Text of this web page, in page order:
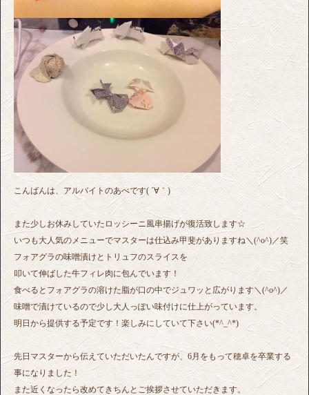
こんばんは、アルバイトのあべです( ´∀｀)
また少しお休みしていたロッシーニ風串揚げが復活致します☆
いつも大人気のメニューでマスターは仕込み甲斐がありますね＼(^o^)／笑
フォアグラの味噌漬けとトリュフのスライスを
叩いて伸ばした牛フィレ肉に包んでいます！
食べるとフォアグラの溶けた脂が口の中でジュワッと広がります＼(^o^)／
味噌で漬けているので少し大人っぽい味付けに仕上がっています。
明日から提供する予定です！楽しみにしていて下さい(*^_^*)
先日マスターから伝えていただいたんですが、6月をもって穂卓を卒業する
事になりました！
また近くなったら改めてきちんとご挨拶させていただきます。